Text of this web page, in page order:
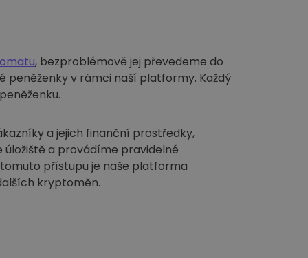
, bezproblémově jej převedeme do
peněženky v rámci naší platformy. Každý
a jejich finanční prostředky,
a provádíme pravidelné
přístupu je naše platforma
kryptoměn.